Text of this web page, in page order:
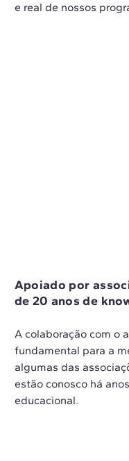
e real de nossos
Apoiado por
de 20 anos de
A colaboração com o
fundamental para a
algumas das
estão conosco há
educacional.